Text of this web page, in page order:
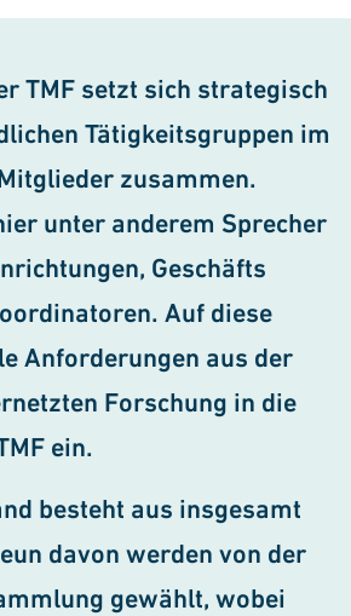
TMF setzt sich strategisch
Tätigkeitsgruppen im
zusammen.
unter anderem Sprecher
Geschäfts
Auf diese
Anforderungen aus der
Forschung in die
ein.
besteht aus insgesamt
davon werden von der
gewählt, wobei